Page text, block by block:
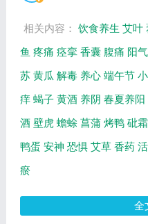
相关内容： 饮食养生 艾叶
鱼 疼痛 痉挛 香囊 腹痛 阳气
苏 黄瓜 解毒 养心 端午节
痒 蝎子 黄酒 养阴 春夏养阳
酒 壁虎 蟾蜍 菖蒲 烤鸭 砒霜
鸭蛋 安神 恐惧 艾草 香药
瘀
全